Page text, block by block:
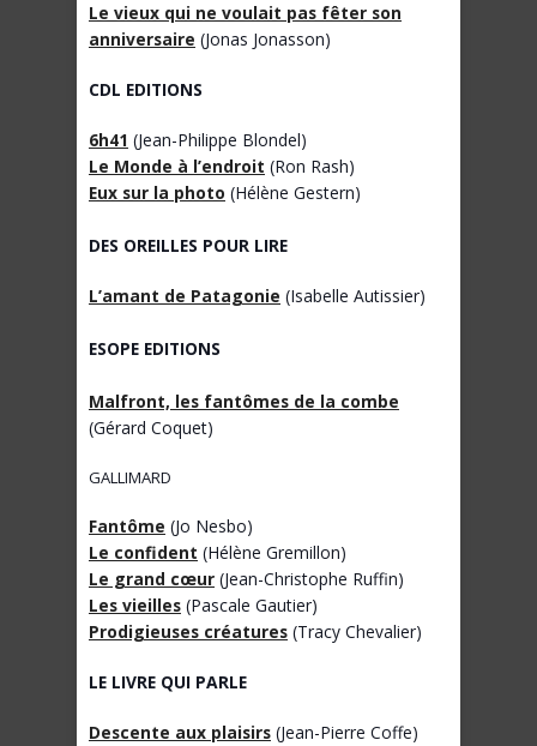
Le vieux qui ne voulait pas fêter son
anniversaire (Jonas Jonasson)
CDL EDITIONS
6h41 (Jean-Philippe Blondel)
Le Monde à l’endroit (Ron Rash)
Eux sur la photo (Hélène Gestern)
DES OREILLES POUR LIRE
L’amant de Patagonie (Isabelle Autissier)
ESOPE EDITIONS
Malfront, les fantômes de la combe
(Gérard Coquet)
GALLIMARD
Fantôme (Jo Nesbo)
Le confident (Hélène Gremillon)
Le grand cœur (Jean-Christophe Ruffin)
Les vieilles (Pascale Gautier)
Prodigieuses créatures (Tracy Chevalier)
LE LIVRE QUI PARLE
Descente aux plaisirs (Jean-Pierre Coffe)